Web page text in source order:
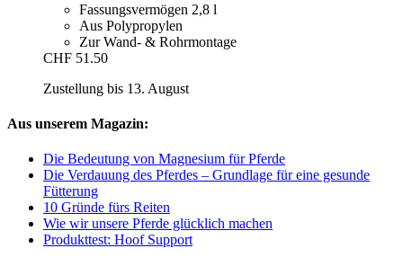
Fassungsvermögen 2,8 l
Aus Polypropylen
Zur Wand- & Rohrmontage
CHF 51.50
Zustellung bis 13. August
Aus unserem Magazin:
Die Bedeutung von Magnesium für Pferde
Die Verdauung des Pferdes – Grundlage für eine gesunde
Fütterung
10 Gründe fürs Reiten
Wie wir unsere Pferde glücklich machen
Produkttest: Hoof Support